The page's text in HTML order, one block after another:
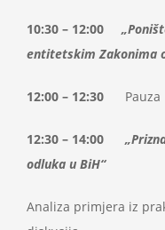
10:30 – 12:00
entitetskim Zakonima
12:00 – 12:30 Pauza
12:30 – 14:00
odluka u BiH“
Analiza primjera iz